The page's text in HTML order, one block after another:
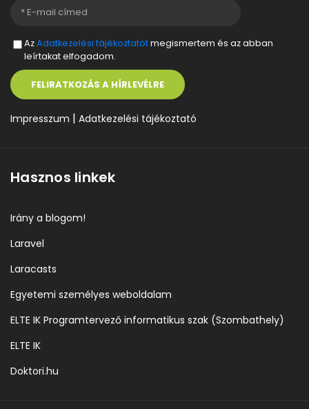
AzAdatkezelési tájékoztatótmegismertem és az abban
leírtakat elfogadom.
FELIRATKOZÁS A HÍRLEVÉLRE
Impresszum | Adatkezelési tájékoztató
Hasznos linkek
Irány a blogom!
Laravel
Laracasts
Egyetemi személyes weboldalam
ELTE IK Programtervező informatikus szak (Szombathely)
ELTE IK
Doktori.hu